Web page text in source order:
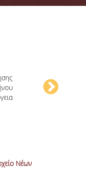
Νέων